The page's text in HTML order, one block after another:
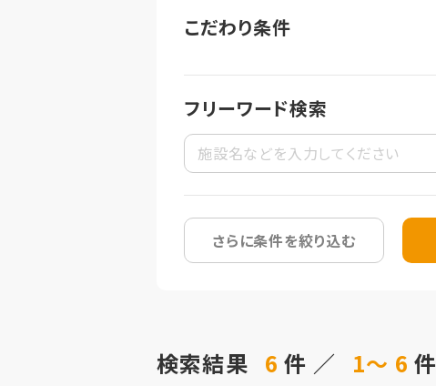
こだわり条件
フリーワード検索
さらに条件を絞り込む
検索結果 6件 ／ 1～ 6件